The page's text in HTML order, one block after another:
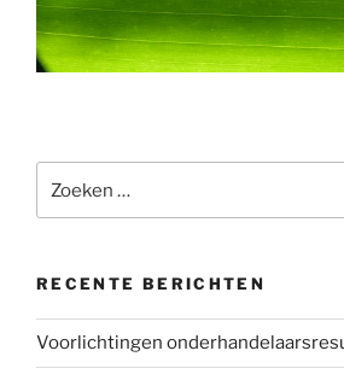
naar:
RECENTE BERICHTEN
Voorlichtingen